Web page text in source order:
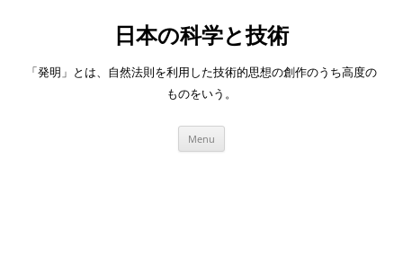
日本の科学と技術
「発明」とは、自然法則を利用した技術的思想の創作のうち高度の
ものをいう。
Menu